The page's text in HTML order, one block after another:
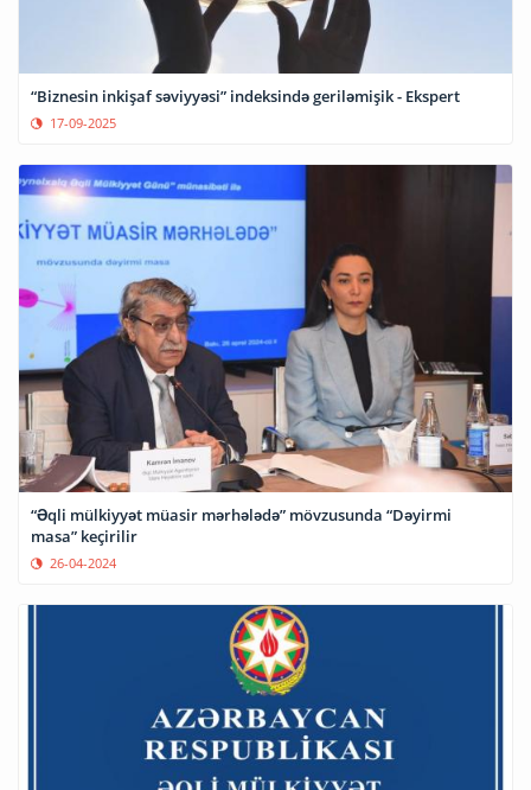
“Biznesin inkişaf səviyyəsi” indeksində geriləmişik - Ekspert
17-09-2025
“Əqli mülkiyyət müasir mərhələdə” mövzusunda “Dəyirmi
masa” keçirilir
26-04-2024